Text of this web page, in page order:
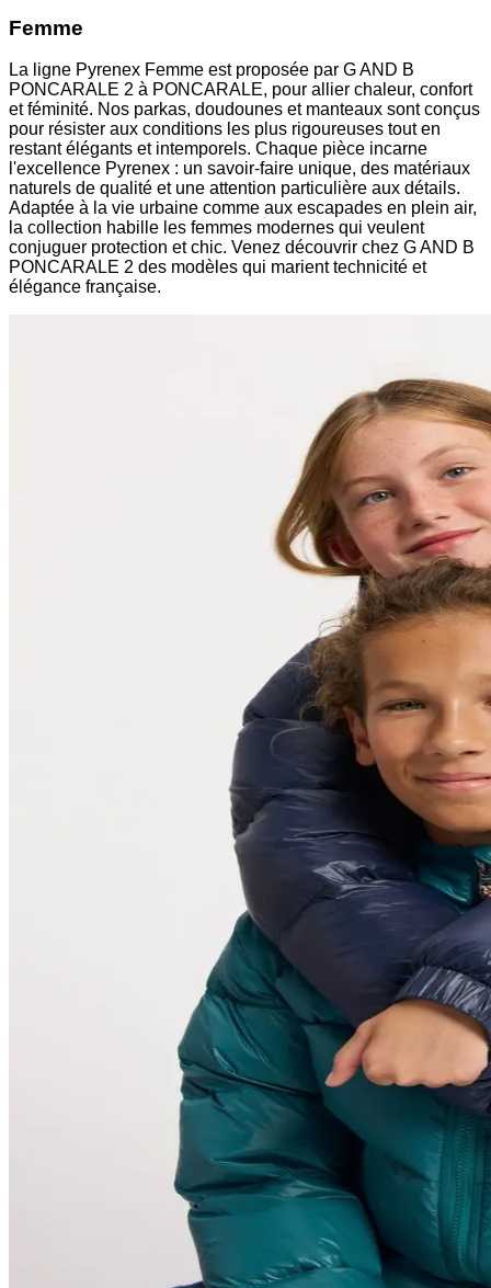
Femme
La ligne Pyrenex Femme est proposée par G AND B
PONCARALE 2 à PONCARALE, pour allier chaleur, confort
et féminité. Nos parkas, doudounes et manteaux sont conçus
pour résister aux conditions les plus rigoureuses tout en
restant élégants et intemporels. Chaque pièce incarne
l'excellence Pyrenex : un savoir-faire unique, des matériaux
naturels de qualité et une attention particulière aux détails.
Adaptée à la vie urbaine comme aux escapades en plein air,
la collection habille les femmes modernes qui veulent
conjuguer protection et chic. Venez découvrir chez G AND B
PONCARALE 2 des modèles qui marient technicité et
élégance française.